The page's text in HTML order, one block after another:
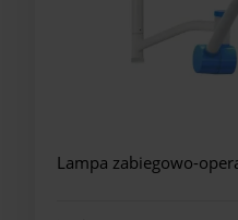
Lampa zabiegowo-